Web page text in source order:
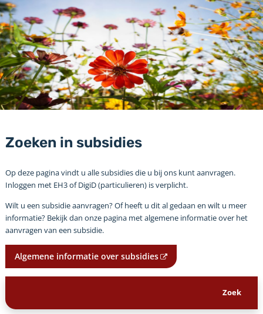
Zoeken in subsidies
Op deze pagina vindt u alle subsidies die u bij ons kunt aanvragen.
Inloggen met EH3 of DigiD (particulieren) is verplicht.
Wilt u een subsidie aanvragen? Of heeft u dit al gedaan en wilt u meer
informatie? Bekijk dan onze pagina met algemene informatie over het
aanvragen van een subsidie.
Algemene informatie over subsidies